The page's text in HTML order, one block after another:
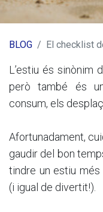
BLOG El checklist
L’estiu és sinònim
però també és
consum, els
Afortunadament,
gaudir del bon
tindre un estiu
(i igual de divertit!).